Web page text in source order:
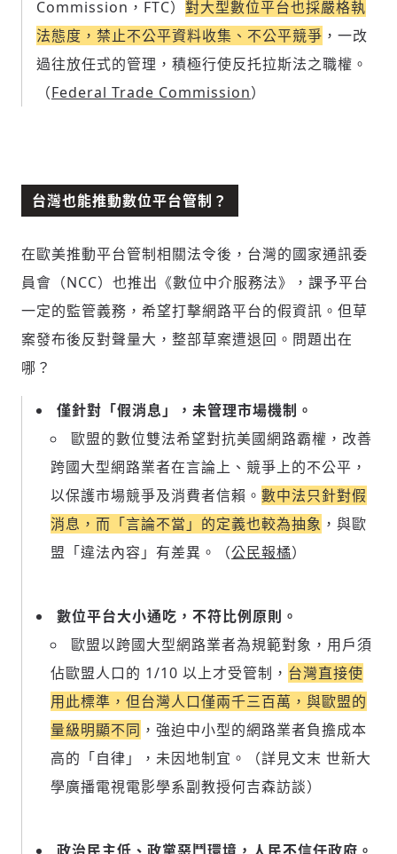
Commission，FTC） 對大型數位平台也採嚴格執
法態度，禁止不公平資料收集、不公平競爭 ，一改
過往放任式的管理，積極行使反托拉斯法之職權。
（Federal Trade Commission）
台灣也能推動數位平台管制？
在歐美推動平台管制相關法令後，台灣的國家通訊委
員會（NCC）也推出《數位中介服務法》，課予平台
一定的監管義務，希望打擊網路平台的假資訊。但草
案發布後反對聲量大，整部草案遭退回。問題出在
哪？
僅針對「假消息」，未管理市場機制。
歐盟的數位雙法希望對抗美國網路霸權，改善
跨國大型網路業者在言論上、競爭上的不公平，
以保護市場競爭及消費者信賴。 數中法只針對假
消息，而「言論不當」的定義也較為抽象 ，與歐
盟「違法內容」有差異。（公民報橘）
數位平台大小通吃，不符比例原則。
歐盟以跨國大型網路業者為規範對象，用戶須
佔歐盟人口的 1/10 以上才受管制， 台灣直接使
用此標準，但台灣人口僅兩千三百萬，與歐盟的
量級明顯不同 ，強迫中小型的網路業者負擔成本
高的「自律」，未因地制宜。（詳見文末 世新大
學廣播電視電影學系副教授何吉森訪談）